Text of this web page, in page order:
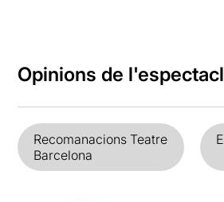
Opinions de
Recomanacions Teatre
Barcelona